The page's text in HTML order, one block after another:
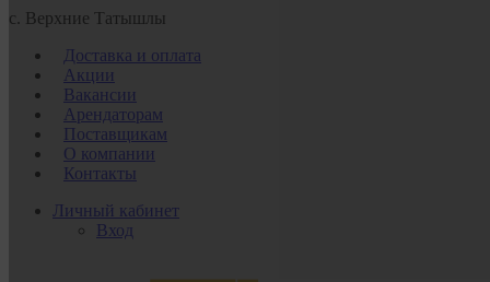
с. Верхние Татышлы
Доставка и оплата
Акции
Вакансии
Арендаторам
Поставщикам
О компании
Контакты
Личный кабинет
Вход